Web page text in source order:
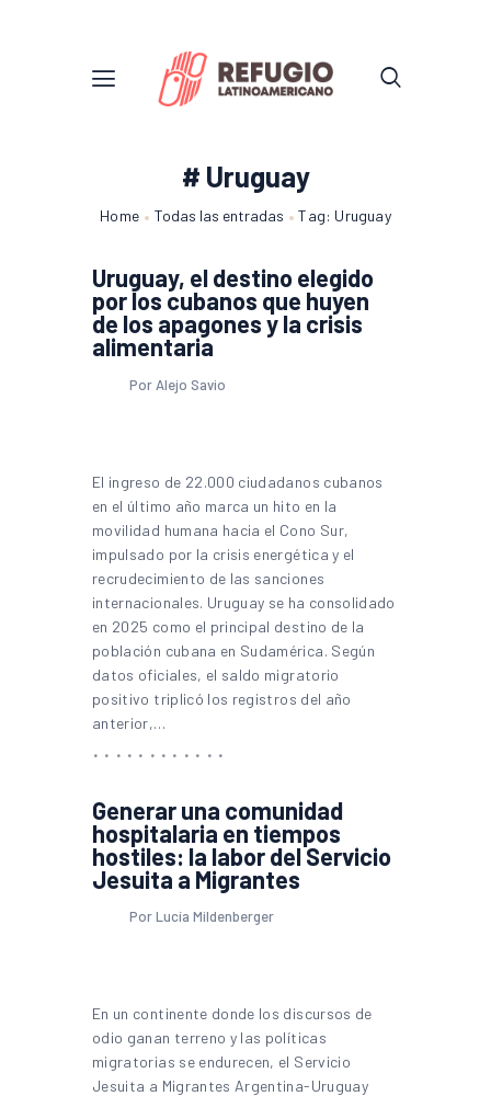
# Uruguay
Home Todas las entradas Tag: Uruguay
Uruguay, el destino elegido
por los cubanos que huyen
de los apagones y la crisis
alimentaria
Por Alejo Savio
El ingreso de 22.000 ciudadanos cubanos
en el último año marca un hito en la
movilidad humana hacia el Cono Sur,
impulsado por la crisis energética y el
recrudecimiento de las sanciones
internacionales. Uruguay se ha consolidado
en 2025 como el principal destino de la
población cubana en Sudamérica. Según
datos oficiales, el saldo migratorio
positivo triplicó los registros del año
anterior,…
Generar una comunidad
hospitalaria en tiempos
hostiles: la labor del Servicio
Jesuita a Migrantes
Por Lucía Mildenberger
En un continente donde los discursos de
odio ganan terreno y las políticas
migratorias se endurecen, el Servicio
Jesuita a Migrantes Argentina-Uruguay